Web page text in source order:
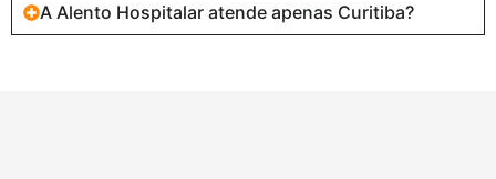
A Alento Hospitalar atende apenas Curitiba?